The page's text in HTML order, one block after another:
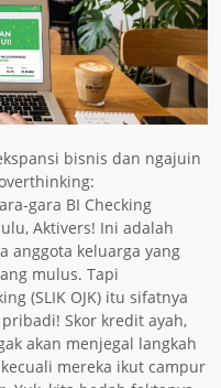
bisnis dan ngajuin
gara BI Checking
Aktivers! Ini adalah
anggota keluarga yang
mulus. Tapi
(SLIK OJK) itu sifatnya
Skor kredit ayah,
akan menjegal langkah
mereka ikut campur